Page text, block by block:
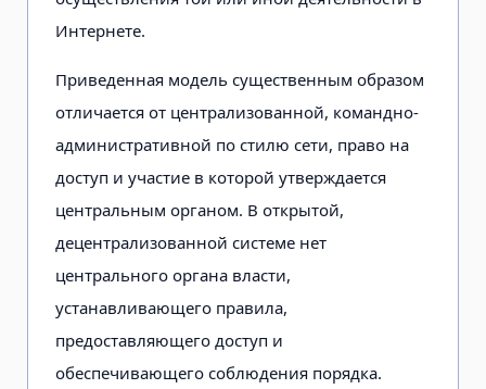
Интернете.
Приведенная модель существенным образом
отличается от централизованной, командно-
административной по стилю сети, право на
доступ и участие в которой утверждается
центральным органом. В открытой,
децентрализованной системе нет
центрального органа власти,
устанавливающего правила,
предоставляющего доступ и
обеспечивающего соблюдения порядка.